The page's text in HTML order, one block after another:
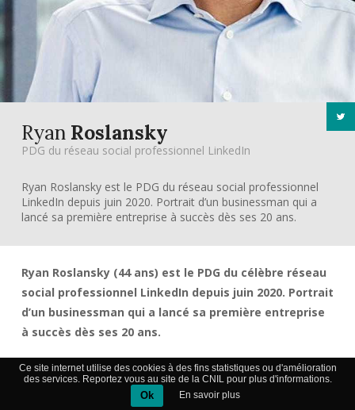
Ryan Roslansky
PDG du réseau social professionnel LinkedIn
Ryan Roslansky est le PDG du réseau social professionnel
LinkedIn depuis juin 2020. Portrait d’un businessman qui a
lancé sa première entreprise à succès dès ses 20 ans.
Ryan Roslansky (44 ans) est le PDG du célèbre réseau
social professionnel LinkedIn depuis juin 2020. Portrait
d’un businessman qui a lancé sa première entreprise
à succès dès ses 20 ans.
Formation :
Ce site internet utilise des cookies à des fins statistiques ou d'amélioration
des services. Reportez vous au site de la CNIL pour plus d'informations.
Ok En savoir plus